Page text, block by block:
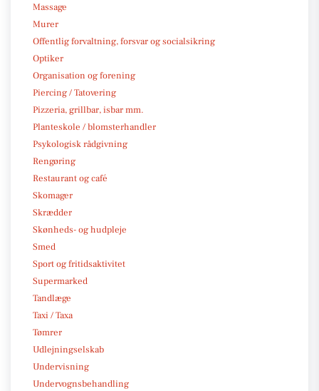
Massage
Murer
Offentlig forvaltning, forsvar og socialsikring
Optiker
Organisation og forening
Piercing / Tatovering
Pizzeria, grillbar, isbar mm.
Planteskole / blomsterhandler
Psykologisk rådgivning
Rengøring
Restaurant og café
Skomager
Skrædder
Skønheds- og hudpleje
Smed
Sport og fritidsaktivitet
Supermarked
Tandlæge
Taxi / Taxa
Tømrer
Udlejningselskab
Undervisning
Undervognsbehandling